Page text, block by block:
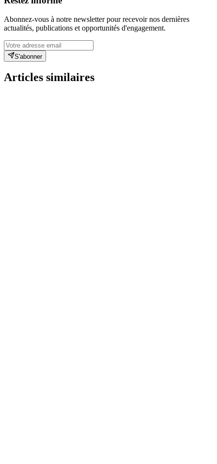
Abonnez-vous à notre newsletter pour recevoir nos dernières
actualités, publications et opportunités d'engagement.
S'abonner
Articles similaires